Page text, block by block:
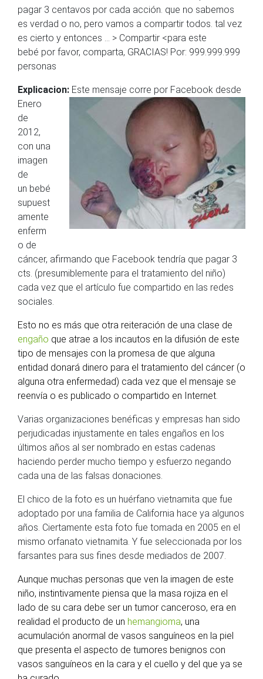
pagar 3 centavos por cada acción. que no sabemos
es verdad o no, pero vamos a compartir todos. tal vez
es cierto y entonces … > Compartir <para este
bebé por favor, comparta, GRACIAS! Por: 999.999.999
personas
Explicacion: Este mensaje corre por Facebook desde
Enero
de
2012,
con una
imagen
de
un bebé
supuest
amente
enferm
o de
cáncer, afirmando que Facebook tendría que pagar 3
cts. (presumiblemente para el tratamiento del niño)
cada vez que el artículo fue compartido en las redes
sociales.
Esto no es más que otra reiteración de una clase de
engaño que atrae a los incautos en la difusión de este
tipo de mensajes con la promesa de que alguna
entidad donará dinero para el tratamiento del cáncer (o
alguna otra enfermedad) cada vez que el mensaje se
reenvía o es publicado o compartido en Internet.
Varias organizaciones benéficas y empresas han sido
perjudicadas injustamente en tales engaños en los
últimos años al ser nombrado en estas cadenas
haciendo perder mucho tiempo y esfuerzo negando
cada una de las falsas donaciones.
El chico de la foto es un huérfano vietnamita que fue
adoptado por una familia de California hace ya algunos
años. Ciertamente esta foto fue tomada en 2005 en el
mismo orfanato vietnamita. Y fue seleccionada por los
farsantes para sus fines desde mediados de 2007.
Aunque muchas personas que ven la imagen de este
niño, instintivamente piensa que la masa rojiza en el
lado de su cara debe ser un tumor canceroso, era en
realidad el producto de un hemangioma, una
acumulación anormal de vasos sanguíneos en la piel
que presenta el aspecto de tumores benignos con
vasos sanguíneos en la cara y el cuello y del que ya se